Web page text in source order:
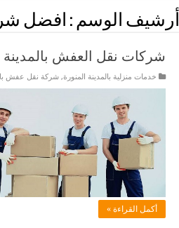
أرشيف الوسم : افضل
شركات نقل العفش بالمدينة
خدمات منزلية بالمدينة المنورة,شركة نقل عفش
أكمل القراءة »